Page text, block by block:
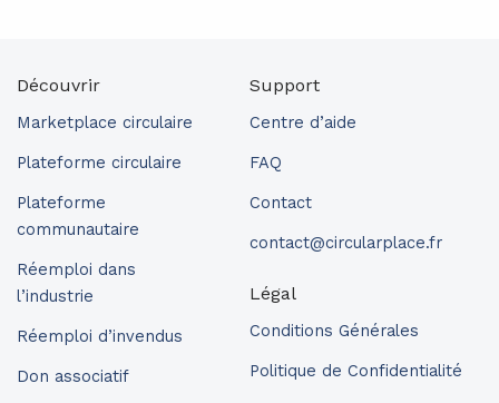
Découvrir
Marketplace circulaire
Plateforme circulaire
Plateforme
communautaire
Réemploi dans
l’industrie
Réemploi d’invendus
Don associatif
Support
Centre d’aide
FAQ
Contact
contact@circularplace.fr
Légal
Conditions Générales
Politique de Confidentialité